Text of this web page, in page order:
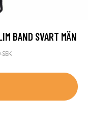
BAND SVART MÄN